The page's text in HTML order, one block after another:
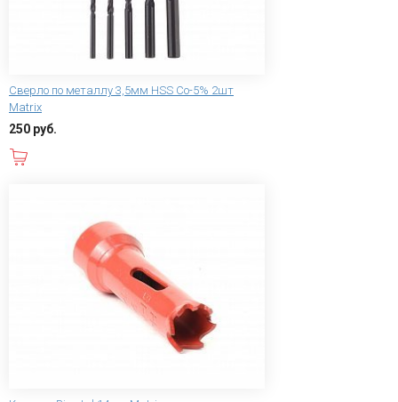
Сверло по металлу 3,5мм HSS Co-5% 2шт
Matrix
250 руб.